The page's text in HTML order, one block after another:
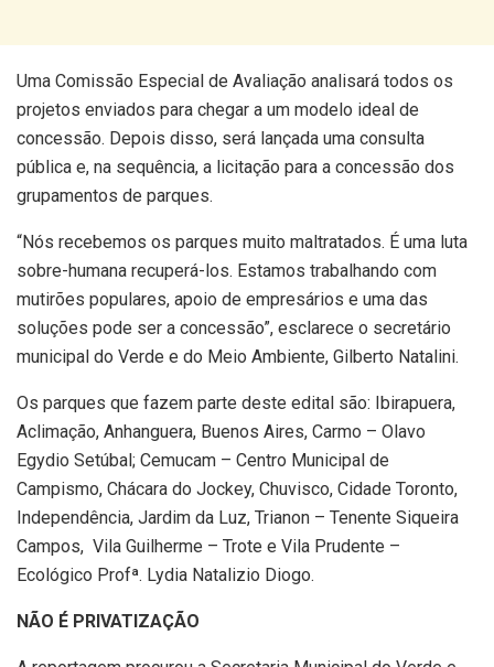
Uma Comissão Especial de Avaliação analisará todos os
projetos enviados para chegar a um modelo ideal de
concessão. Depois disso, será lançada uma consulta
pública e, na sequência, a licitação para a concessão dos
grupamentos de parques.
“Nós recebemos os parques muito maltratados. É uma luta
sobre-humana recuperá-los. Estamos trabalhando com
mutirões populares, apoio de empresários e uma das
soluções pode ser a concessão”, esclarece o secretário
municipal do Verde e do Meio Ambiente, Gilberto Natalini.
Os parques que fazem parte deste edital são: Ibirapuera,
Aclimação, Anhanguera, Buenos Aires, Carmo – Olavo
Egydio Setúbal; Cemucam – Centro Municipal de
Campismo, Chácara do Jockey, Chuvisco, Cidade Toronto,
Independência, Jardim da Luz, Trianon – Tenente Siqueira
Campos, Vila Guilherme – Trote e Vila Prudente –
Ecológico Profª. Lydia Natalizio Diogo.
NÃO É PRIVATIZAÇÃO